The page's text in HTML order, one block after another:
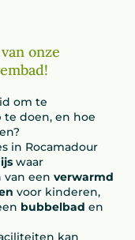
onze
om te
doen, en hoe
in Rocamadour
waar
een verwarmd
voor kinderen,
bubbelbad en